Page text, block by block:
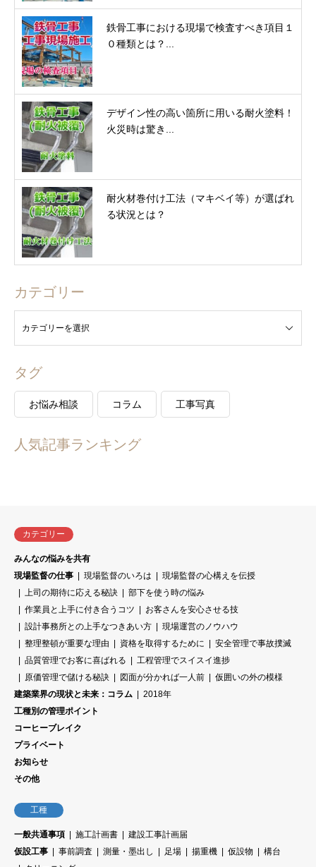
鉄骨工事における現場で検査すべき項目１
０種類とは？...
デザイン性の高い箇所に用いる耐火塗料！
火災時は驚き...
耐火材巻付け工法（マキベイ等）が選ばれ
る状況とは？
カテゴリー
タグ
お悩み相談 コラム 工事写真
人気記事ランキング
カテゴリー
みんなの悩みを共有
現場監督の仕事
現場監督のいろは
現場監督の心構えを伝授
上司の期待に応える秘訣
部下を使う時の悩み
作業員と上手に付き合うコツ
お客さんを安心させる技
設計事務所との上手なつきあい方
現場運営のノウハウ
整理整頓が重要な理由
資格を取得するために
安全管理で事故撲滅
品質管理でお客に喜ばれる
工程管理でスイスイ進捗
原価管理で儲ける秘訣
図面が分かれば一人前
仮囲いの外の模様
建築業界の現状と未来：コラム
2018年
工種別の管理ポイント
コーヒーブレイク
プライベート
お知らせ
その他
工種
一般共通事項 施工計画書
建設工事計画届
仮設工事
事前調査 測量・墨出し 足場 揚重機 仮設物
構台